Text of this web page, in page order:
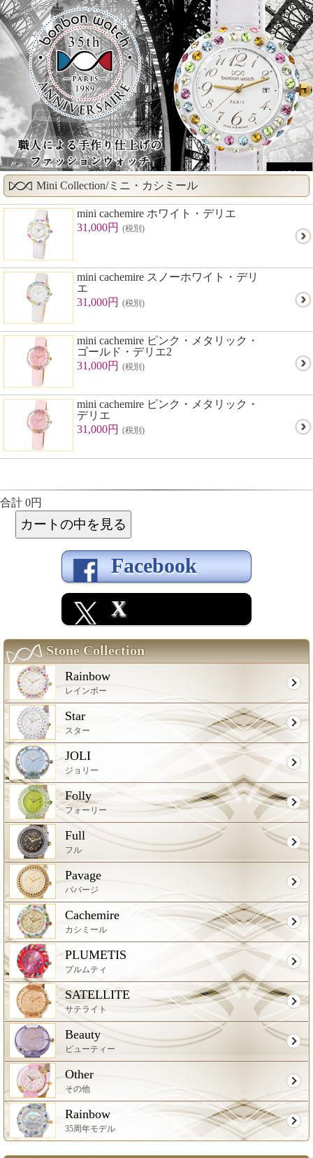
Mini Collection/ミニ・カシミール
mini cachemire ホワイト・デリエ
31,000円 (税別)
mini cachemire スノーホワイト・デリ
エ
31,000円 (税別)
mini cachemire ピンク・メタリック・
ゴールド・デリエ2
31,000円 (税別)
mini cachemire ピンク・メタリック・
デリエ
31,000円 (税別)
合計 0円
Facebook
X
Stone Collection
Rainbow
レインボー
Star
スター
JOLI
ジョリー
Folly
フォーリー
Full
フル
Pavage
パバージ
Cachemire
カシミール
PLUMETIS
プルムティ
SATELLITE
サテライト
Beauty
ビューティー
Other
その他
Rainbow
35周年モデル